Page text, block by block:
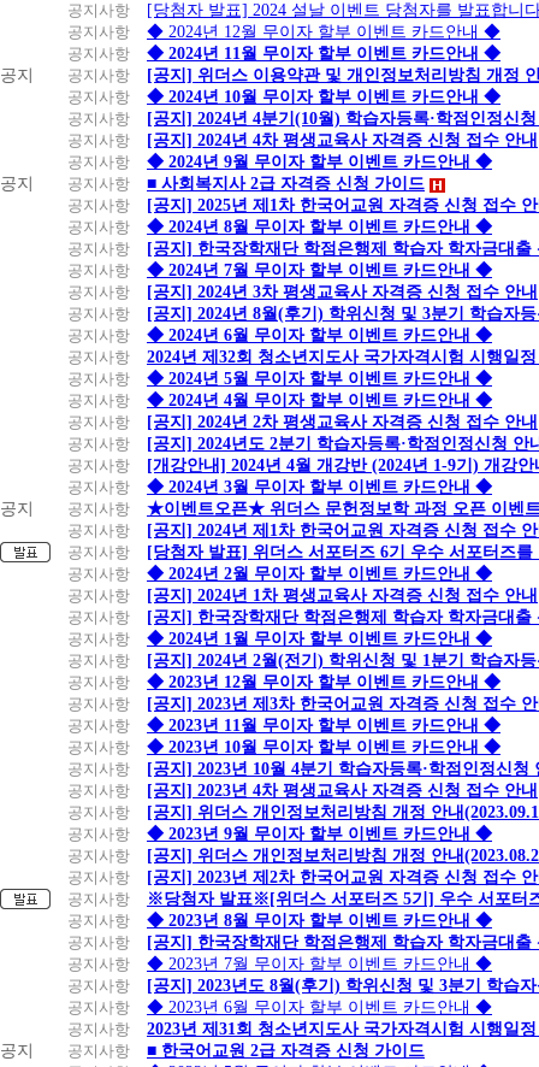
공지사항
[당첨자 발표] 2024 설날 이벤트 당첨자를 발표합니
공지사항
◆ 2024년 12월 무이자 할부 이벤트 카드안내 ◆
공지사항
◆ 2024년 11월 무이자 할부 이벤트 카드안내 ◆
공지
공지사항
[공지] 위더스 이용약관 및 개인정보처리방침 개정
공지사항
◆ 2024년 10월 무이자 할부 이벤트 카드안내 ◆
공지사항
[공지] 2024년 4분기(10월) 학습자등록·학점인정신
공지사항
[공지] 2024년 4차 평생교육사 자격증 신청 접수 안내
공지사항
◆ 2024년 9월 무이자 할부 이벤트 카드안내 ◆
공지
공지사항
■ 사회복지사 2급 자격증 신청 가이드
공지사항
[공지] 2025년 제1차 한국어교원 자격증 신청 접수
공지사항
◆ 2024년 8월 무이자 할부 이벤트 카드안내 ◆
공지사항
[공지] 한국장학재단 학점은행제 학습자 학자금대출
공지사항
◆ 2024년 7월 무이자 할부 이벤트 카드안내 ◆
공지사항
[공지] 2024년 3차 평생교육사 자격증 신청 접수 안내
공지사항
[공지] 2024년 8월(후기) 학위신청 및 3분기 학습자
공지사항
◆ 2024년 6월 무이자 할부 이벤트 카드안내 ◆
공지사항
2024년 제32회 청소년지도사 국가자격시험 시행일
공지사항
◆ 2024년 5월 무이자 할부 이벤트 카드안내 ◆
공지사항
◆ 2024년 4월 무이자 할부 이벤트 카드안내 ◆
공지사항
[공지] 2024년 2차 평생교육사 자격증 신청 접수 안내
공지사항
[공지] 2024년도 2분기 학습자등록·학점인정신청 안
공지사항
[개강안내] 2024년 4월 개강반 (2024년 1-9기) 개강안
공지사항
◆ 2024년 3월 무이자 할부 이벤트 카드안내 ◆
공지
공지사항
★이벤트오픈★ 위더스 문헌정보학 과정 오픈 이벤
공지사항
[공지] 2024년 제1차 한국어교원 자격증 신청 접수
공지사항
[당첨자 발표] 위더스 서포터즈 6기 우수 서포터즈를
공지사항
◆ 2024년 2월 무이자 할부 이벤트 카드안내 ◆
공지사항
[공지] 2024년 1차 평생교육사 자격증 신청 접수 안내
공지사항
[공지] 한국장학재단 학점은행제 학습자 학자금대출
공지사항
◆ 2024년 1월 무이자 할부 이벤트 카드안내 ◆
공지사항
[공지] 2024년 2월(전기) 학위신청 및 1분기 학습자
공지사항
◆ 2023년 12월 무이자 할부 이벤트 카드안내 ◆
공지사항
[공지] 2023년 제3차 한국어교원 자격증 신청 접수
공지사항
◆ 2023년 11월 무이자 할부 이벤트 카드안내 ◆
공지사항
◆ 2023년 10월 무이자 할부 이벤트 카드안내 ◆
공지사항
[공지] 2023년 10월 4분기 학습자등록·학점인정신청
공지사항
[공지] 2023년 4차 평생교육사 자격증 신청 접수 안내
공지사항
[공지] 위더스 개인정보처리방침 개정 안내
공지사항
◆ 2023년 9월 무이자 할부 이벤트 카드안내 ◆
공지사항
[공지] 위더스 개인정보처리방침 개정 안내
공지사항
[공지] 2023년 제2차 한국어교원 자격증 신청 접수
공지사항
※당첨자 발표※[위더스 서포터즈 5기] 우수 서포터
공지사항
◆ 2023년 8월 무이자 할부 이벤트 카드안내 ◆
공지사항
[공지] 한국장학재단 학점은행제 학습자 학자금대출
공지사항
◆ 2023년 7월 무이자 할부 이벤트 카드안내 ◆
공지사항
[공지] 2023년도 8월(후기) 학위신청 및 3분기 학습
공지사항
◆ 2023년 6월 무이자 할부 이벤트 카드안내 ◆
공지사항
2023년 제31회 청소년지도사 국가자격시험 시행일
공지
공지사항
■ 한국어교원 2급 자격증 신청 가이드